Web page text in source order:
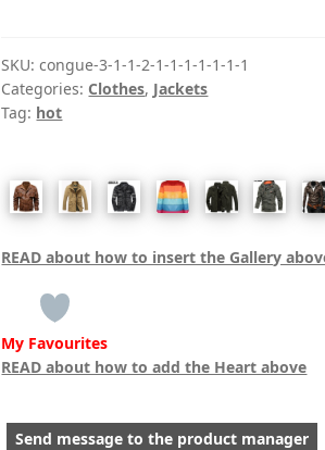
quantity
SKU:congue-3-1-1-2-1-1-1-1-1-1-1
Categories: Clothes, Jackets
Tag: hot
READ about how to insert the Gallery
My Favourites
READ about how to add the Heart above
Send message to the product manager